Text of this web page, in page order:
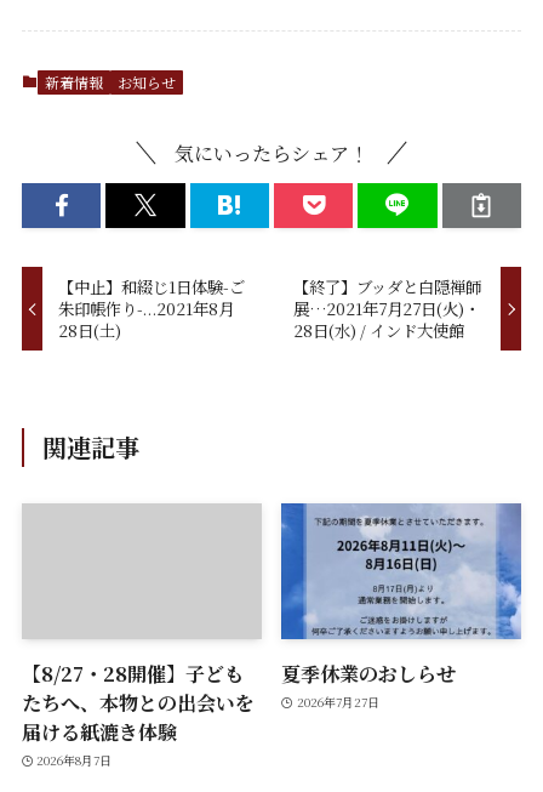
新着情報 お知らせ
気にいったらシェア！
【中止】和綴じ1日体験-ご
朱印帳作り-...2021年8月
28日(土)
【終了】ブッダと白隠禅師
展…2021年7月27日(火)・
28日(水) / インド大使館
関連記事
【8/27・28開催】子ども
たちへ、本物との出会いを
届ける紙漉き体験
2026年8月7日
夏季休業のおしらせ
2026年7月27日